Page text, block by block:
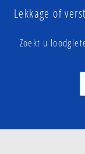
Lekkage of
Zoekt u